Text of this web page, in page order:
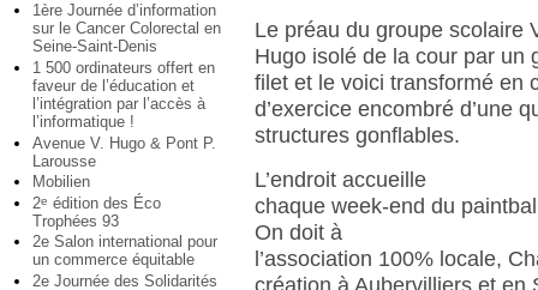
1ère Journée d’information
sur le Cancer Colorectal en
Seine-Saint-Denis
1 500 ordinateurs offert en
faveur de l’éducation et
l’intégration par l’accès à
l’informatique !
Avenue V. Hugo & Pont P.
Larousse
Mobilien
2e édition des Éco
Trophées 93
2e Salon international pour
un commerce équitable
2e Journée des Solidarités
Le préau du groupe scolaire
Hugo isolé de la cour par un
filet et le voici transformé en
d’exercice encombré d’une
structures gonflables.
L’endroit accueille
chaque week-end du
On doit à
l’association 100% locale,